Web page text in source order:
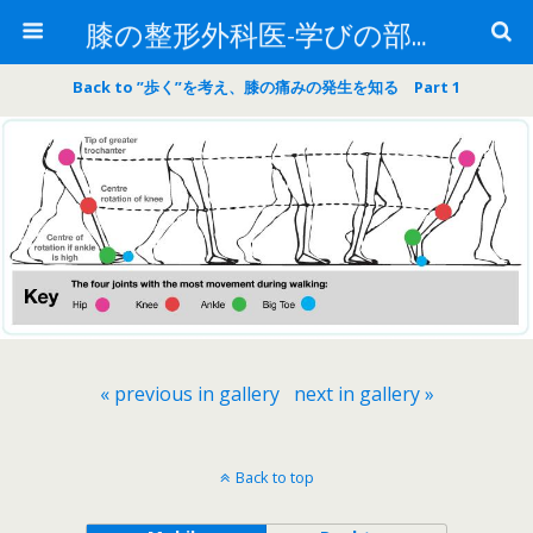
膝の整形外科医-学びの部屋-
Back to ”歩く”を考え、膝の痛みの発生を知る Part 1
« previous in gallery next in gallery »
Back to top